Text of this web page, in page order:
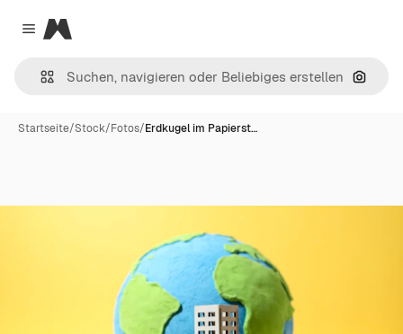
Close menu
Magnific
Nach
Startseite/Stock/Fotos/Erdkugel im Papierst…